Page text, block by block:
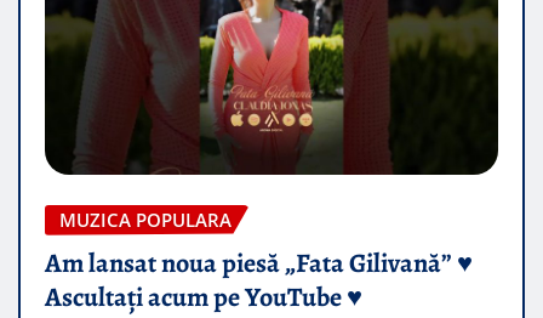
MUZICA POPULARA
Am lansat noua piesă „Fata Gilivană” ♥️
Ascultați acum pe YouTube ♥️